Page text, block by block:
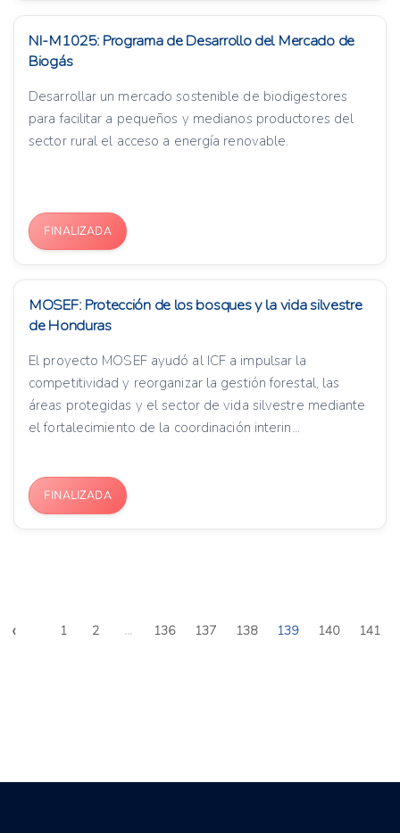
NI-M1025: Programa de Desarrollo del Mercado de
Biogás
Desarrollar un mercado sostenible de biodigestores
para facilitar a pequeños y medianos productores del
sector rural el acceso a energía renovable.
FINALIZADA
MOSEF: Protección de los bosques y la vida silvestre
de Honduras
El proyecto MOSEF ayudó al ICF a impulsar la
competitividad y reorganizar la gestión forestal, las
áreas protegidas y el sector de vida silvestre mediante
el fortalecimiento de la coordinación interin...
FINALIZADA
‹ 1 2 ... 136 137 138 139 140 141